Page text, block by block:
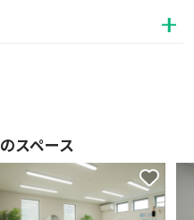
スペース